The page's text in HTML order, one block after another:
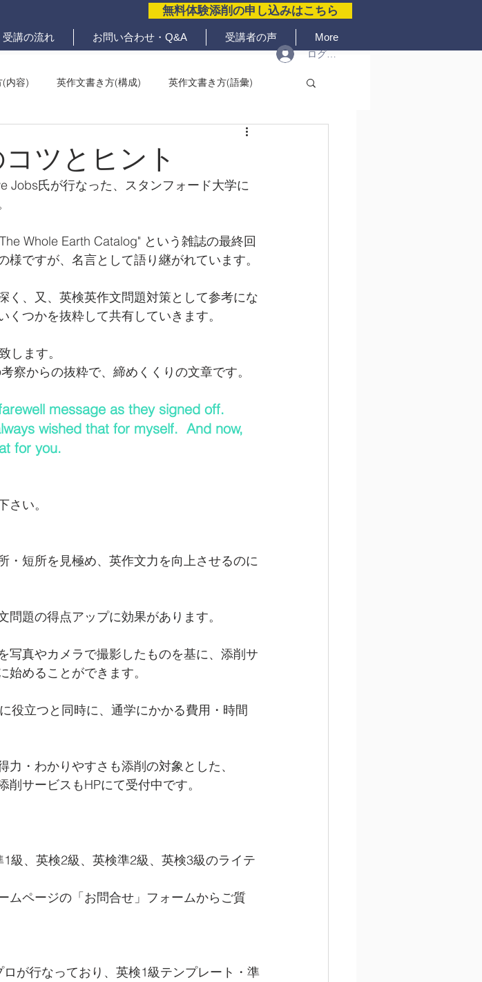
無料体験添削の申し込みはこちら
受講の流れ お問い合わせ・Q&A 受講者の声 More
ログイン
(内容) 英作文書き方(構成) 英作文書き方(語彙)
ツとヒント
Jobs氏が行なった、スタンフォード大学に
Whole Earth Catalog" という雑誌の最終回
ですが、名言として語り継がれています。
く、又、英検英作文問題対策として参考にな
つかを抜粋して共有していきます。
します。
察からの抜粋で、締めくくりの文章です。
message as they signed off.
wished that for myself.  And now,
for you.
い。
・短所を見極め、英作文力を向上させるのに
題の得点アップに効果があります。
写真やカメラで撮影したものを基に、添削サ
めることができます。
役立つと同時に、通学にかかる費用・時間
・わかりやすさも添削の対象とした、
サービスもHPにて受付中です。
級、英検2級、英検準2級、英検3級のライテ
ムページの「お問合せ」フォームからご質
が行なっており、英検1級テンプレート・準